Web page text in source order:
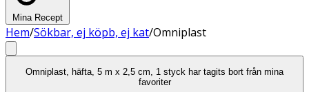
Mina Recept
Hem/Sökbar, ej köpb, ej kat/Omniplast
Omniplast, häfta, 5 m x 2,5 cm, 1 styck har tagits bort från mina
favoriter